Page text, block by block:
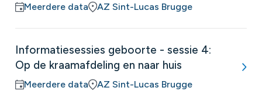
Meerdere data AZ Sint-Lucas Brugge
Informatiesessies geboorte - sessie 4:
Op de kraamafdeling en naar huis
Meerdere data AZ Sint-Lucas Brugge